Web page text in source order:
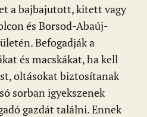
a bajbajutott, kitett vagy
és Borsod-Abaúj-
Befogadják a
és macskákat, ha kell
oltásokat biztosítanak
sorban igyekszenek
gazdát találni. Ennek